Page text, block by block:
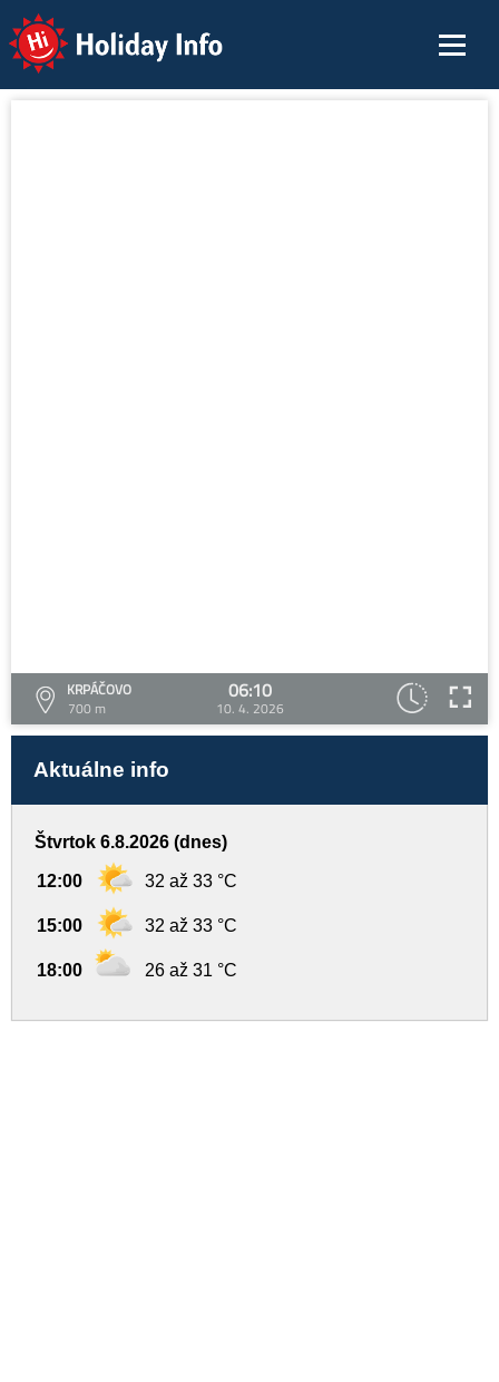
Holiday Info
KRPÁČOVO
700 m
06:10
10. 4. 2026
Aktuálne info
Štvrtok 6.8.2026 (dnes)
12:00 32 až 33 °C
15:00 32 až 33 °C
18:00 26 až 31 °C